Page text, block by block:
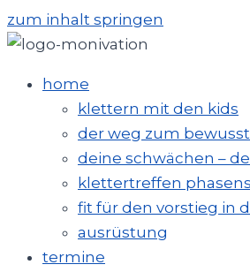
zum inhalt springen
home
klettern mit den kids
der weg zum
deine schwächen –
klettertreffen
fit für den vorstieg in
ausrüstung
termine